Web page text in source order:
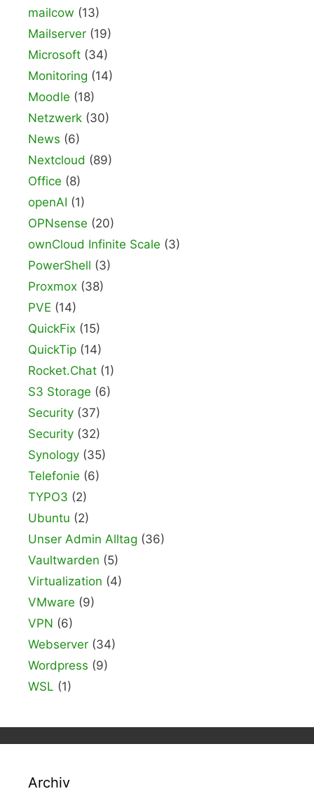
mailcow (13)
Mailserver (19)
Microsoft (34)
Monitoring (14)
Moodle (18)
Netzwerk (30)
News (6)
Nextcloud (89)
Office (8)
openAI (1)
OPNsense (20)
ownCloud Infinite Scale (3)
PowerShell (3)
Proxmox (38)
PVE (14)
QuickFix (15)
QuickTip (14)
Rocket.Chat (1)
S3 Storage (6)
Security (37)
Security (32)
Synology (35)
Telefonie (6)
TYPO3 (2)
Ubuntu (2)
Unser Admin Alltag (36)
Vaultwarden (5)
Virtualization (4)
VMware (9)
VPN (6)
Webserver (34)
Wordpress (9)
WSL (1)
Archiv